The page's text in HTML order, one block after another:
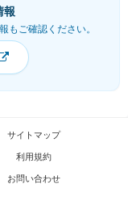
報
もご確認ください。
サイトマップ
利用規約
お問い合わせ